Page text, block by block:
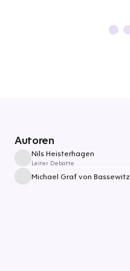
Autoren
Nils Heisterhagen
Leiter Debatte
Michael Graf von Bassewitz